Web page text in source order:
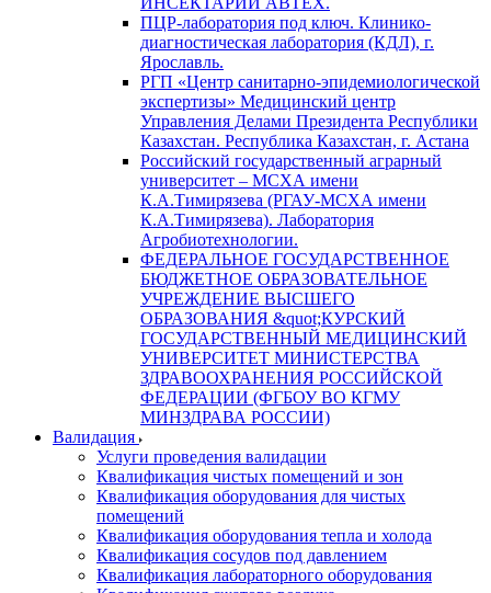
ПЦР-лаборатория под ключ. Клинико-
диагностическая лаборатория (КДЛ), г.
Ярославль.
РГП «Центр санитарно-эпидемиологической
экспертизы» Медицинский центр
Управления Делами Президента Республики
Казахстан. Республика Казахстан, г. Астана
Российский государственный аграрный
университет – МСХА имени
К.А.Тимирязева (РГАУ-МСХА имени
К.А.Тимирязева). Лаборатория
Агробиотехнологии.
ФЕДЕРАЛЬНОЕ ГОСУДАРСТВЕННОЕ
БЮДЖЕТНОЕ ОБРАЗОВАТЕЛЬНОЕ
УЧРЕЖДЕНИЕ ВЫСШЕГО
ОБРАЗОВАНИЯ &quot;КУРСКИЙ
ГОСУДАРСТВЕННЫЙ МЕДИЦИНСКИЙ
УНИВЕРСИТЕТ МИНИСТЕРСТВА
ЗДРАВООХРАНЕНИЯ РОССИЙСКОЙ
ФЕДЕРАЦИИ (ФГБОУ ВО КГМУ
МИНЗДРАВА РОССИИ)
Валидация
Услуги проведения валидации
Квалификация чистых помещений и зон
Квалификация оборудования для чистых
помещений
Квалификация оборудования тепла и холода
Квалификация сосудов под давлением
Квалификация лабораторного оборудования